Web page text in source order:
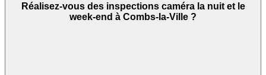
Réalisez-vous des inspections caméra la nuit et le
week-end à Combs-la-Ville ?